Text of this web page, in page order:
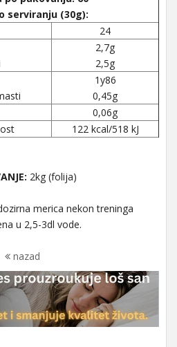
serviranju (30g):
24
2,7g
2,5g
1y86
0,45g
0,06g
122 kcal/518 kJ
2kg (folija)
merica nekon treninga
u 2,5-3dl vode.
nazad